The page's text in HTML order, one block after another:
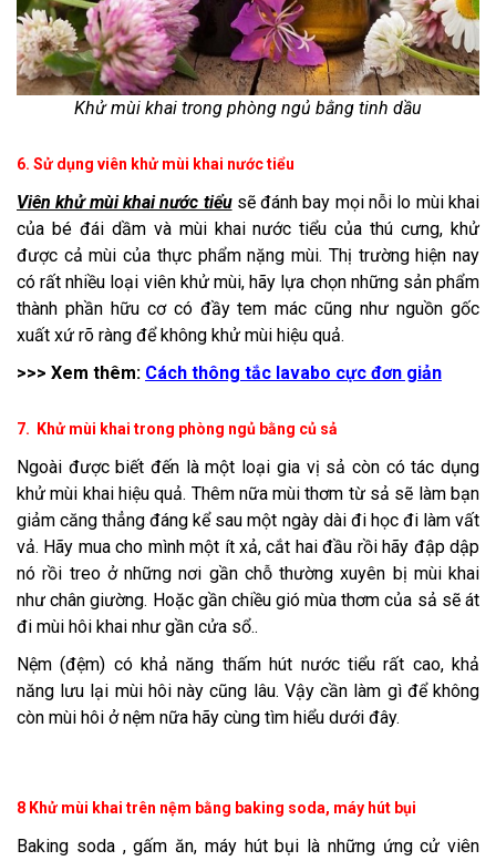
Khử mùi khai trong phòng ngủ bằng tinh dầu
6. Sử dụng viên khử mùi khai nước tiểu
Viên khử mùi khai nước tiểusẽ đánh bay mọi nỗi lo mùi khai
của bé đái dầm và mùi khai nước tiểu của thú cưng, khử
được cả mùi của thực phẩm nặng mùi. Thị trường hiện nay
có rất nhiều loại viên khử mùi, hãy lựa chọn những sản phẩm
thành phần hữu cơ có đầy tem mác cũng như nguồn gốc
xuất xứ rõ ràng để không khử mùi hiệu quả.
>>> Xem thêm: Cách thông tắc lavabo cực đơn giản
7. Khử mùi khai trong phòng ngủ bằng củ sả
Ngoài được biết đến là một loại gia vị sả còn có tác dụng
khử mùi khai hiệu quả. Thêm nữa mùi thơm từ sả sẽ làm bạn
giảm căng thẳng đáng kể sau một ngày dài đi học đi làm vất
vả. Hãy mua cho mình một ít xả, cắt hai đầu rồi hãy đập dập
nó rồi treo ở những nơi gần chỗ thường xuyên bị mùi khai
như chân giường. Hoặc gần chiều gió mùa thơm của sả sẽ át
đi mùi hôi khai như gần cửa sổ..
Nệm (đệm) có khả năng thấm hút nước tiểu rất cao, khả
năng lưu lại mùi hôi này cũng lâu. Vậy cần làm gì để không
còn mùi hôi ở nệm nữa hãy cùng tìm hiểu dưới đây.
8 Khử mùi khai trên nệm bằng baking soda, máy hút bụi
Baking soda , gấm ăn, máy hút bụi là những ứng cử viên